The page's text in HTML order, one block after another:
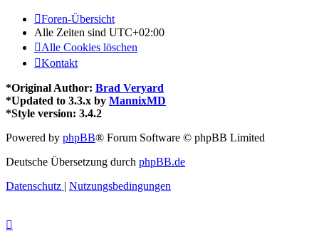
Foren-Übersicht
Alle Zeiten sind UTC+02:00
Alle Cookies löschen
Kontakt
*Original Author: Brad Veryard
*Updated to 3.3.x by MannixMD
*Style version: 3.4.2
Powered by phpBB® Forum Software © phpBB Limited
Deutsche Übersetzung durch phpBB.de
Datenschutz | Nutzungsbedingungen